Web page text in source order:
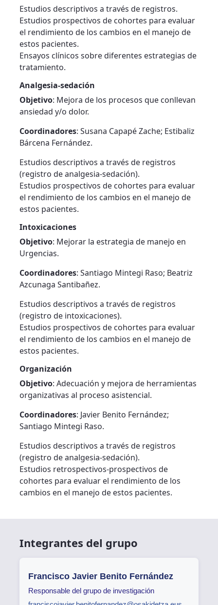
Estudios descriptivos a través de registros.
Estudios prospectivos de cohortes para evaluar
el rendimiento de los cambios en el manejo de
estos pacientes.
Ensayos clínicos sobre diferentes estrategias de
tratamiento.
Analgesia-sedación
Objetivo: Mejora de los procesos que conllevan
ansiedad y/o dolor.
Coordinadores: Susana Capapé Zache; Estibaliz
Bárcena Fernández.
Estudios descriptivos a través de registros
(registro de analgesia-sedación).
Estudios prospectivos de cohortes para evaluar
el rendimiento de los cambios en el manejo de
estos pacientes.
Intoxicaciones
Objetivo: Mejorar la estrategia de manejo en
Urgencias.
Coordinadores: Santiago Mintegi Raso; Beatriz
Azcunaga Santibañez.
Estudios descriptivos a través de registros
(registro de intoxicaciones).
Estudios prospectivos de cohortes para evaluar
el rendimiento de los cambios en el manejo de
estos pacientes.
Organización
Objetivo: Adecuación y mejora de herramientas
organizativas al proceso asistencial.
Coordinadores: Javier Benito Fernández;
Santiago Mintegi Raso.
Estudios descriptivos a través de registros
(registro de analgesia-sedación).
Estudios retrospectivos-prospectivos de
cohortes para evaluar el rendimiento de los
cambios en el manejo de estos pacientes.
Integrantes del grupo
Francisco Javier Benito Fernández
Responsable del grupo de investigación